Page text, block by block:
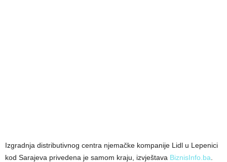
Izgradnja distributivnog centra njemačke kompanije Lidl u Lepenici
kod Sarajeva privedena je samom kraju, izvještava BiznisInfo.ba